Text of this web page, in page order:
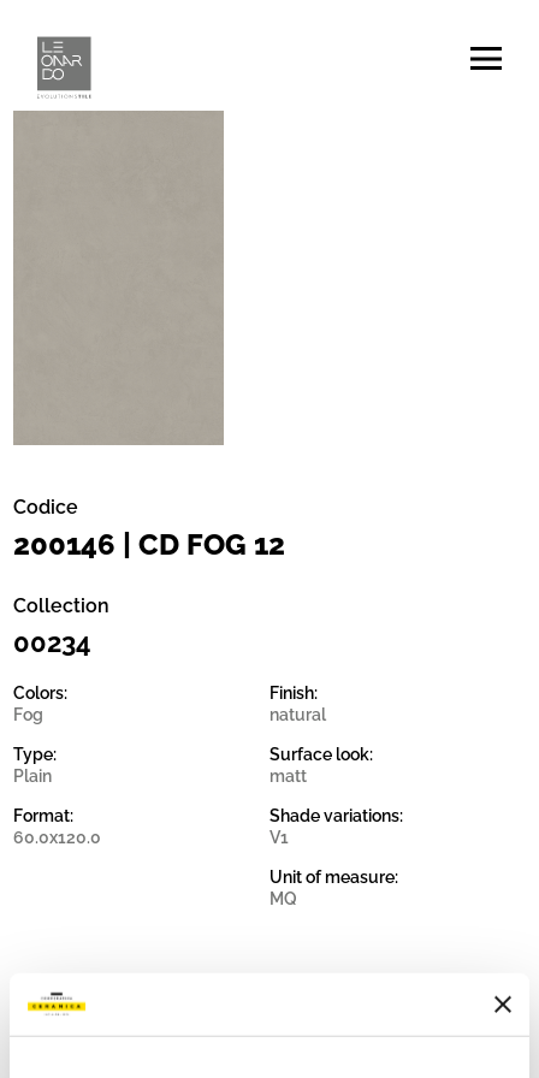
Codice
200146 | CD FOG 12
Collection
00234
Colors:
Fog
Type:
Plain
Format:
60.0x120.0
Finish:
natural
Surface look:
matt
Shade variations:
V1
Unit of measure:
MQ